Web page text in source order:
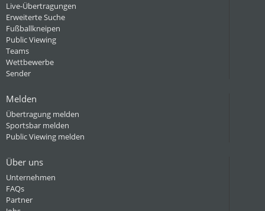
Live-Übertragungen
Erweiterte Suche
Fußballkneipen
Public Viewing
Teams
Wettbewerbe
Sender
Melden
Übertragung melden
Sportsbar melden
Public Viewing melden
Über uns
Unternehmen
FAQs
Partner